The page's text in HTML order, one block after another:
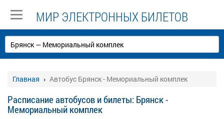
МИР ЭЛЕКТРОННЫХ БИЛЕТОВ
Главная Автобус Брянск - Мемориальный комплек
Расписание автобусов и билеты: Брянск -
Мемориальный комплек